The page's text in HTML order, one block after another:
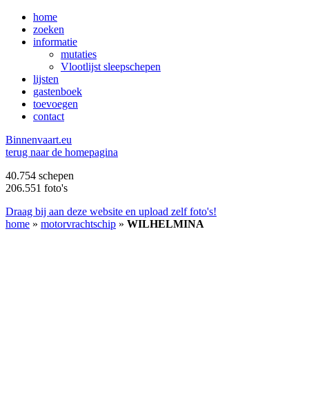
home
zoeken
informatie
mutaties
Vlootlijst sleepschepen
lijsten
gastenboek
toevoegen
contact
Binnenvaart.eu
terug naar de homepagina
40.754 schepen
206.551 foto's
Draag bij aan deze website en upload zelf foto's!
home » motorvrachtschip » WILHELMINA